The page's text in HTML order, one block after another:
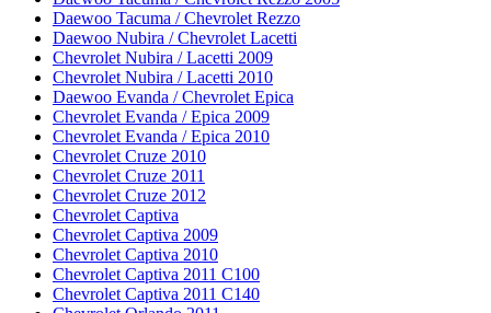
Daewoo Tacuma / Chevrolet Rezzo
Daewoo Nubira / Chevrolet Lacetti
Chevrolet Nubira / Lacetti 2009
Chevrolet Nubira / Lacetti 2010
Daewoo Evanda / Chevrolet Epica
Chevrolet Evanda / Epica 2009
Chevrolet Evanda / Epica 2010
Chevrolet Cruze 2010
Chevrolet Cruze 2011
Chevrolet Cruze 2012
Chevrolet Captiva
Chevrolet Captiva 2009
Chevrolet Captiva 2010
Chevrolet Captiva 2011 C100
Chevrolet Captiva 2011 C140